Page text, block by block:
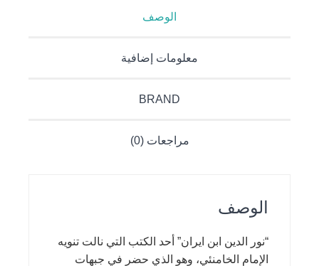
الوصف
معلومات إضافية
BRAND
مراجعات (0)
الوصف
“نور الدين ابن ايران” أحد الكتب التي نالت تنويه
الإمام الخامنئي، وهو الذي حضر في جبهات